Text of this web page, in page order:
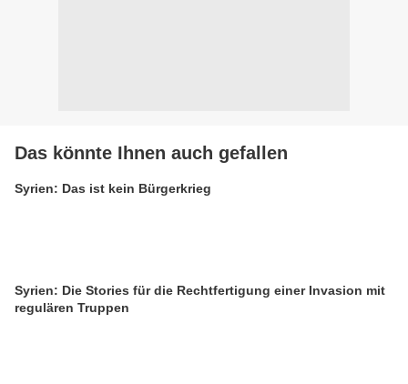
Das könnte Ihnen auch gefallen
Syrien: Das ist kein Bürgerkrieg
Syrien: Die Stories für die Rechtfertigung einer Invasion mit
regulären Truppen